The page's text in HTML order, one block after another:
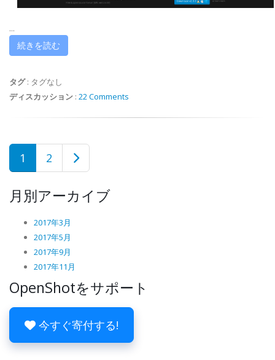
...
続きを読む
タグ: タグなし
ディスカッション : 22 Comments
1 2
月別アーカイブ
2017年3月
2017年5月
2017年9月
2017年11月
OpenShotをサポート
今すぐ寄付する!